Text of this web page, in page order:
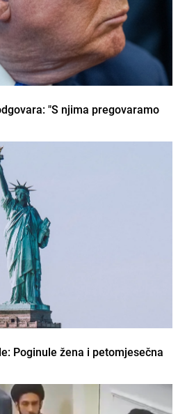
"S njima pregovaramo
Poginule žena i petomjesečna